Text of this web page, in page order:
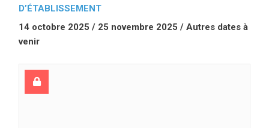
D’ÉTABLISSEMENT
14 octobre 2025 / 25 novembre 2025 / Autres dates à
venir